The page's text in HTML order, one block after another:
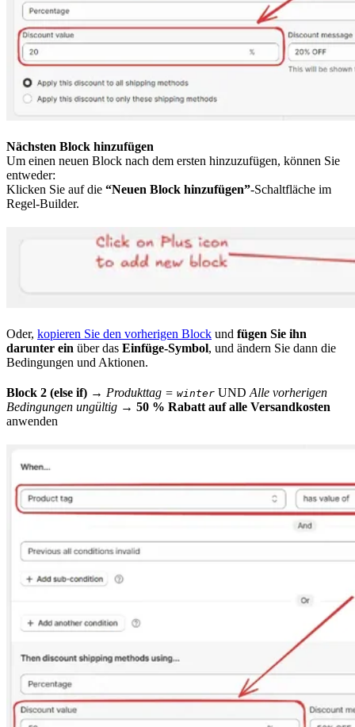
Nächsten Block hinzufügen
Um einen neuen Block nach dem ersten hinzuzufügen, können Sie
entweder:
Klicken Sie auf die “Neuen Block hinzufügen”-Schaltfläche im
Regel-Builder.
Oder, kopieren Sie den vorherigen Block und fügen Sie ihn
darunter ein über das Einfüge-Symbol, und ändern Sie dann die
Bedingungen und Aktionen.
Block 2 (else if) → Produkttag = winter UND Alle vorherigen
Bedingungen ungültig → 50 % Rabatt auf alle Versandkosten
anwenden